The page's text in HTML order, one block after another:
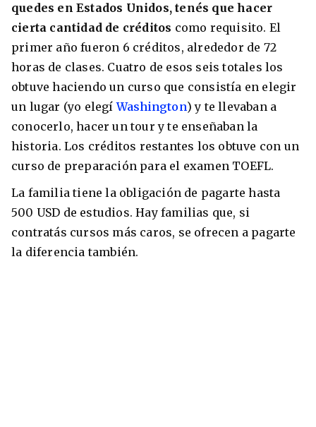
8 ciudades para tomar cursos de inglés
intensivo
Barbie Castoldi 09/11/2021
Estudia Business en Auckland
quedes en Estados Unidos, tenés que hacer
cierta cantidad de créditos como requisito. El
primer año fueron 6 créditos, alrededor de 72
horas de clases. Cuatro de esos seis totales los
obtuve haciendo un curso que consistía en elegir
un lugar (yo elegíWashington) y te llevaban a
conocerlo, hacer un tour y te enseñaban la
historia. Los créditos restantes los obtuve con un
curso de preparación para el examen TOEFL.
La familia tiene la obligación de pagarte hasta
500 USD de estudios. Hay familias que, si
contratás cursos más caros, se ofrecen a pagarte
la diferencia también.